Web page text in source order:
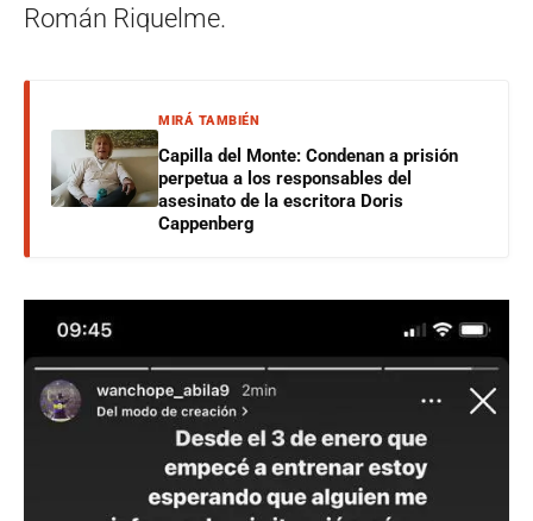
Román Riquelme.
MIRÁ TAMBIÉN
Capilla del Monte: Condenan a prisión
perpetua a los responsables del
asesinato de la escritora Doris
Cappenberg